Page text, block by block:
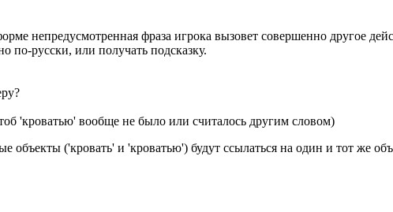
непредусмотренная фраза игрока вызовет совершенно другое
по-русски, или получать подсказку.
'кроватью' вообще не было или считалось другим словом)
объекты ('кровать' и 'кроватью') будут ссылаться на один и тот же